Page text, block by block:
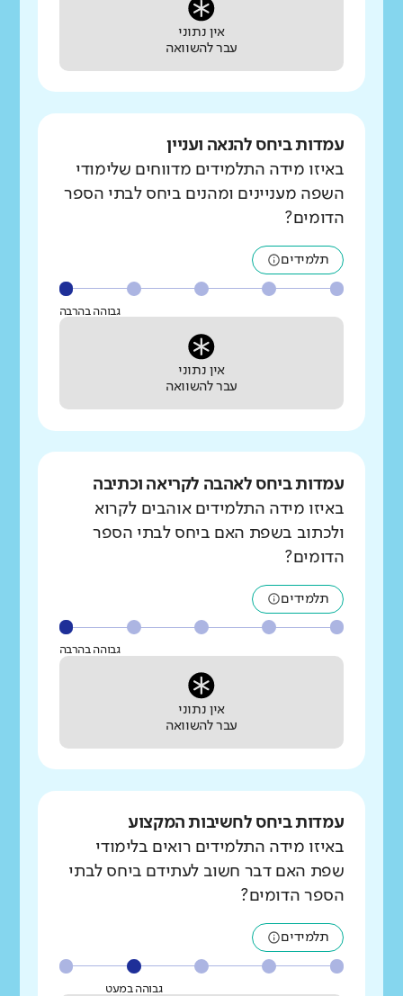
אין נתוני
עבר להשוואה
עמדות ביחס להנאה ועניין
באיזו מידה התלמידים מדווחים שלימודי
השפה מעניינים ומהנים ביחס לבתי הספר
הדומים?
תלמידים
גבוהה בהרבה
אין נתוני
עבר להשוואה
עמדות ביחס לאהבה לקריאה וכתיבה
באיזו מידה התלמידים אוהבים לקרוא
ולכתוב בשפת האם ביחס לבתי הספר
הדומים?
תלמידים
גבוהה בהרבה
אין נתוני
עבר להשוואה
עמדות ביחס לחשיבות המקצוע
באיזו מידה התלמידים רואים בלימודי
שפת האם דבר חשוב לעתידם ביחס לבתי
הספר הדומים?
תלמידים
גבוהה במעט